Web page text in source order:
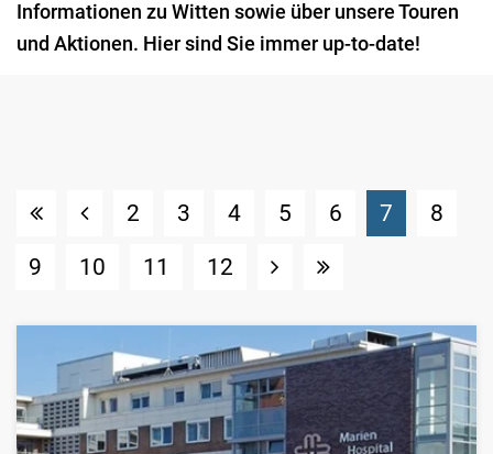
Informationen zu Witten sowie über unsere Touren
und Aktionen. Hier sind Sie immer up-to-date!
2 3 4 5 6 7
8
9
10 11 12